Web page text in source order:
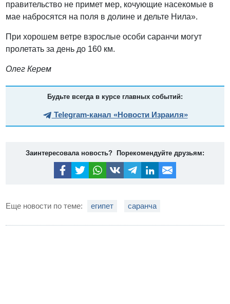
правительство не примет мер, кочующие насекомые в
мае набросятся на поля в долине и дельте Нила».
При хорошем ветре взрослые особи саранчи могут
пролетать за день до 160 км.
Олег Керем
Будьте всегда в курсе главных событий:
Telegram-канал «Новости Израиля»
Заинтересовала новость? Порекомендуйте друзьям:
Еще новости по теме: египет саранча